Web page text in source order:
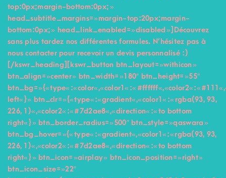
top:0px;margin-bottom:0px; »
head_subtitle_margins= »margin-top:20px;margin-
bottom:0px; » head_link_enabled= »disabled »]Découvrez
sans plus tardez nos différentes formules. N’hésitez pas à
nous contacter pour recevoir un devis personnalisé :)
[/kswr_heading][kswr_button btn_layout= »withicon »
btn_align= »center » btn_width= »180″ btn_height= »55″
btn_bg= »{« type« :« color« ,« color1« :« #ffffff« ,« color2« :« #111«
left« } » btn_clr= »{« type« :« gradient« ,« color1« :« rgba(93, 93,
226, 1)« ,« color2« :« #7d2ae8« ,« direction« :« to bottom
right« } » btn_border_radius= »500″ btn_style= »qaswara »
btn_bg_hover= »{« type« :« gradient« ,« color1« :« rgba(93, 93,
226, 1)« ,« color2« :« #7d2ae8« ,« direction« :« to bottom
right« } » btn_icon= »airplay » btn_icon_position= »right »
btn_icon_size= »22″